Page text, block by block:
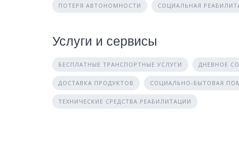
ПОТЕРЯ АВТОНОМНОСТИ СОЦИАЛЬНАЯ
Услуги и сервисы
БЕСПЛАТНЫЕ ТРАНСПОРТНЫЕ УСЛУГИ ДНЕВНОЕ
ДОСТАВКА ПРОДУКТОВ СОЦИАЛЬНО-БЫТОВАЯ
ТЕХНИЧЕСКИЕ СРЕДСТВА РЕАБИЛИТАЦИИ